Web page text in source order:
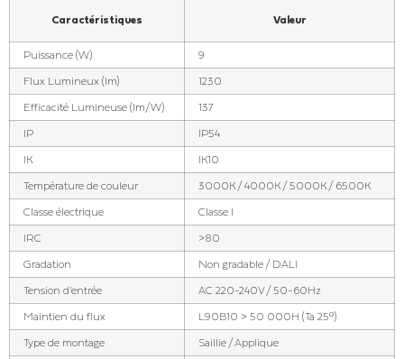
Caractéristiques Valeur
Puissance (W) 9
Flux Lumineux (lm) 1230
Efficacité Lumineuse (lm/W) 137
IP IP54
IK IK10
Température de couleur 3000K / 4000K / 5000K / 6500K
Classe électrique Classe I
IRC >80
Gradation Non gradable / DALI
Tension d'entrée AC 220-240V / 50-60Hz
Maintien du flux L90B10 > 50 000H (Ta 25°)
Type de montage Saillie / Applique